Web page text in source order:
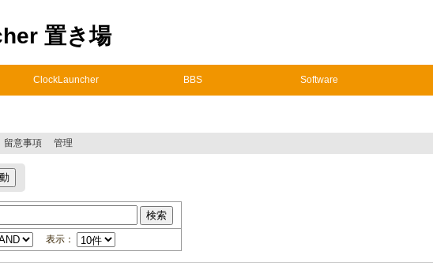
置き場
ClockLauncher BBS Software
留意事項 管理
表示：